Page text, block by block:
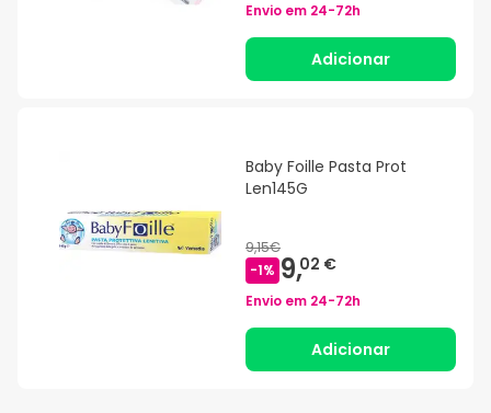
Envio em 24-72h
Adicionar
Baby Foille Pasta Prot
Len145G
9,15€
-1% 9,02 €
Envio em 24-72h
Adicionar